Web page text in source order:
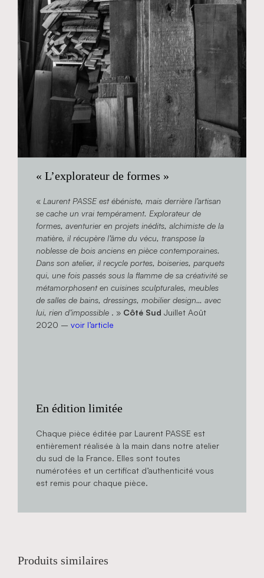
« L’explorateur de formes »
« Laurent PASSE est ébéniste, mais derrière l’artisan
se cache un vrai tempérament. Explorateur de
formes, aventurier en projets inédits, alchimiste de la
matière, il récupère l’âme du vécu, transpose la
noblesse de bois anciens en pièce contemporaines.
Dans son atelier, il recycle portes, boiseries, parquets
qui, une fois passés sous la flamme de sa créativité se
métamorphosent en cuisines sculpturales, meubles
de salles de bains, dressings, mobilier design… avec
lui, rien d’impossible . » Côté Sud Juillet Août
2020 –voir l’article
En édition limitée
Chaque pièce éditée par Laurent PASSE est
entièrement réalisée à la main dans notre atelier
du sud de la France. Elles sont toutes
numérotées et un certificat d’authenticité vous
est remis pour chaque pièce.
Produits similaires